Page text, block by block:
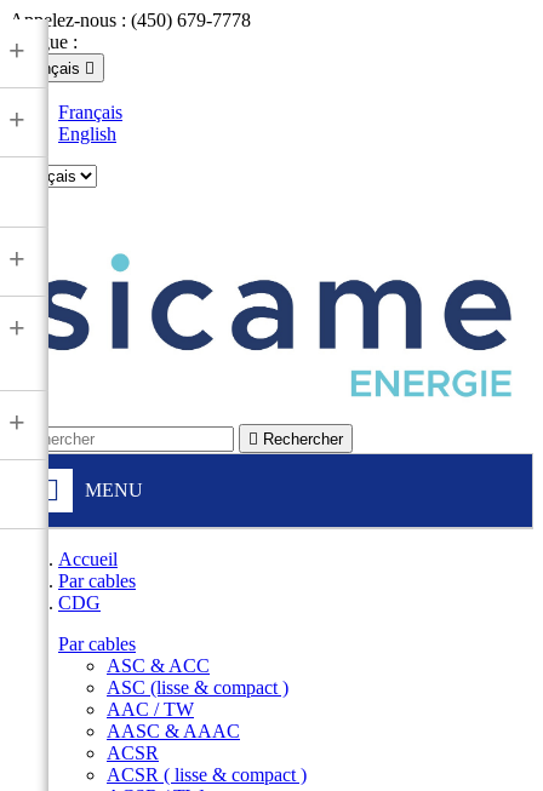
Appelez-nous : (450) 679-7778
Langue :
Français 
Français
English
 Rechercher
MENU
+
+
+
+
+
Accueil
Par cables
CDG
Par cables
ASC & ACC
ASC (lisse & compact )
AAC / TW
AASC & AAAC
ACSR
ACSR ( lisse & compact )